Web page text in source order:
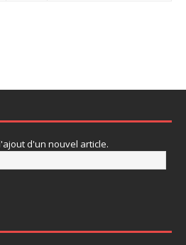
d'un nouvel article.